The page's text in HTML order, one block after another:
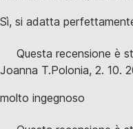
Sì, si adatta
Questa recensione è
Joanna T.Polonia, 2. 10.
molto ingegnoso